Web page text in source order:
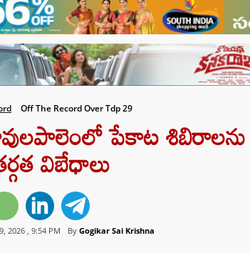
Off The Record Over Tdp 29
పేకాట శిబిరాలను
విబేధాలు
2026 , 9:54 PM By Gogikar Sai Krishna